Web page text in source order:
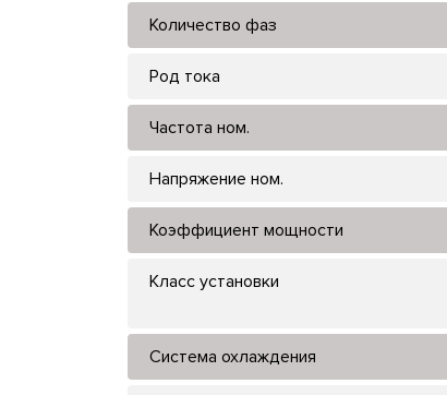
Количество фаз
Род тока
Частота ном.
Напряжение ном.
Коэффициент мощности
Класс установки
Система охлаждения